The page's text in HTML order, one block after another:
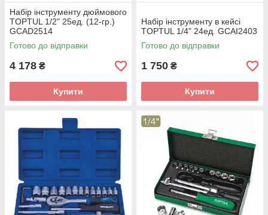
Набір інструменту дюймового
TOPTUL 1/2" 25ед. (12-гр.)
GCAD2514
Готово до відправки
4 178 ₴
Купити
Набір інструменту в кейсі
TOPTUL 1/4" 24ед. GCAI2403
Готово до відправки
1 750 ₴
Купити